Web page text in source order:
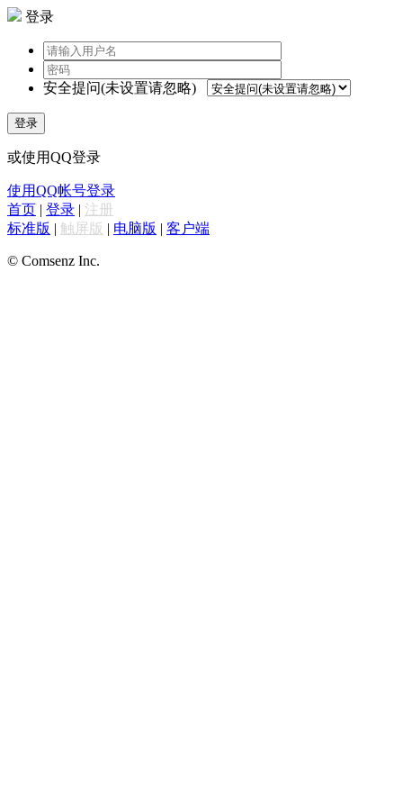
登录
安全提问(未设置请忽略)
登录
或使用QQ登录
使用QQ帐号登录
首页 | 登录 | 注册
标准版 | 触屏版 | 电脑版 | 客户端
© Comsenz Inc.